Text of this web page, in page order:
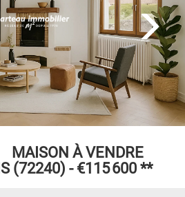
MAISON À VENDRE
(72240) - €115 600**